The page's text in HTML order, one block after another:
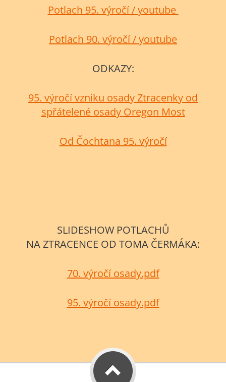
Potlach 95. výročí / youtube
Potlach 90. výročí / youtube
ODKAZY:
95. výročí vzniku osady Ztracenky od
spřátelené osady Oregon Most
Od Čochtana 95. výročí
SLIDESHOW POTLACHŮ
NA ZTRACENCE OD TOMA ČERMÁKA:
70. výročí osady.pdf
95. výročí osady.pdf